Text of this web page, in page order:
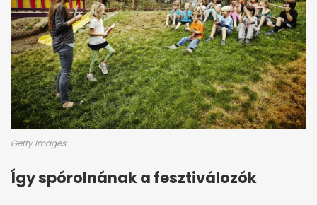
Getty Images
Így spórolnának a fesztiválozók